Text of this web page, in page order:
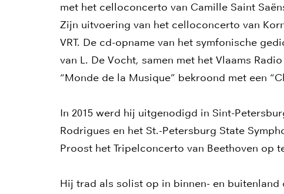
met het celloconcerto van Camille Saint
Zijn uitvoering van het celloconcerto van
VRT. De cd-opname van het symfonische
van L. De Vocht, samen met het Vlaams
“Monde de la Musique” bekroond met een
In 2015 werd hij uitgenodigd in Sint-
Rodrigues en het St.-Petersburg State
Proost het Tripelconcerto van Beethoven op
Hij trad als solist op in binnen- en